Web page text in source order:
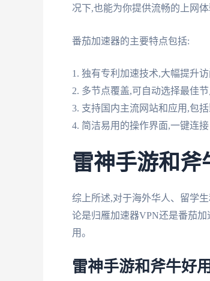
况下,也能为你提供流畅的上网体
番茄加速器的主要特点包括:
1. 独有专利加速技术,大幅提升
2. 多节点覆盖,可自动选择最佳
3. 支持国内主流网站和应用,包
4. 简洁易用的操作界面,一键连接
雷神手游和斧
综上所述,对于海外华人、留学
论是归雁加速器VPN还是番茄
用。
雷神手游和斧牛好